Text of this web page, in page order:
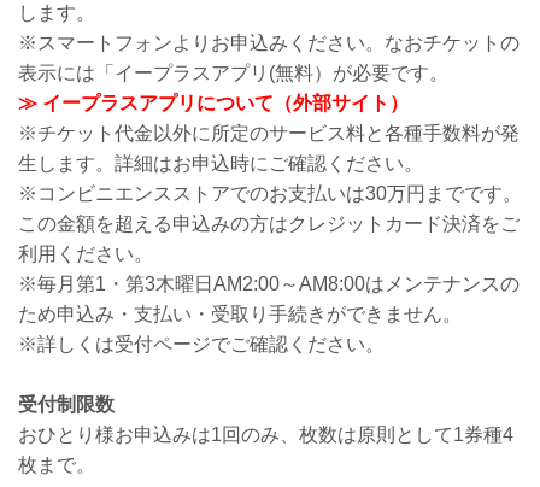
します。
※スマートフォンよりお申込みください。なおチケットの
表示には「イープラスアプリ(無料）が必要です。
≫ イープラスアプリについて（外部サイト）
※チケット代金以外に所定のサービス料と各種手数料が発
生します。詳細はお申込時にご確認ください。
※コンビニエンスストアでのお支払いは30万円までです。
この金額を超える申込みの方はクレジットカード決済をご
利用ください。
※毎月第1・第3木曜日AM2:00～AM8:00はメンテナンスの
ため申込み・支払い・受取り手続きができません。
※詳しくは受付ページでご確認ください。
受付制限数
おひとり様お申込みは1回のみ、枚数は原則として1券種4
枚まで。